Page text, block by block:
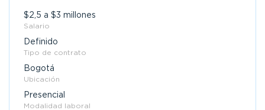
$2,5 a $3 millones
Salario
Definido
Tipo de contrato
Bogotá
Ubicación
Presencial
Modalidad laboral